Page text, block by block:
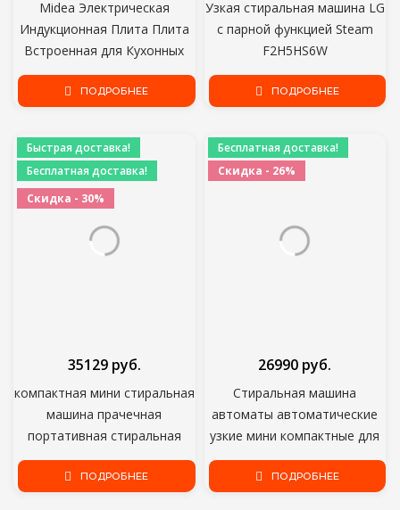
Midea Электрическая
Индукционная Плита Плита
Встроенная для Кухонных
Принадлежностей Кухонный
блок Индукционная Панель 2
см MIH32130F
ПОДРОБНЕЕ
Узкая стиральная машина LG
с парной функцией Steam
F2H5HS6W
ПОДРОБНЕЕ
Быстрая доставка!
Бесплатная доставка!
Скидка - 30%
компактная мини стиральная
машина прачечная
портативная стиральная
машина автоматическая для
домашнего крупного
35129 руб.
ПОДРОБНЕЕ
Бесплатная доставка!
Скидка - 26%
Стиральная машина
автоматы автоматические
узкие мини компактные для
дома чистая одежда свежее
белье Hotpoint-Ariston RST
26990 руб.
ПОДРОБНЕЕ